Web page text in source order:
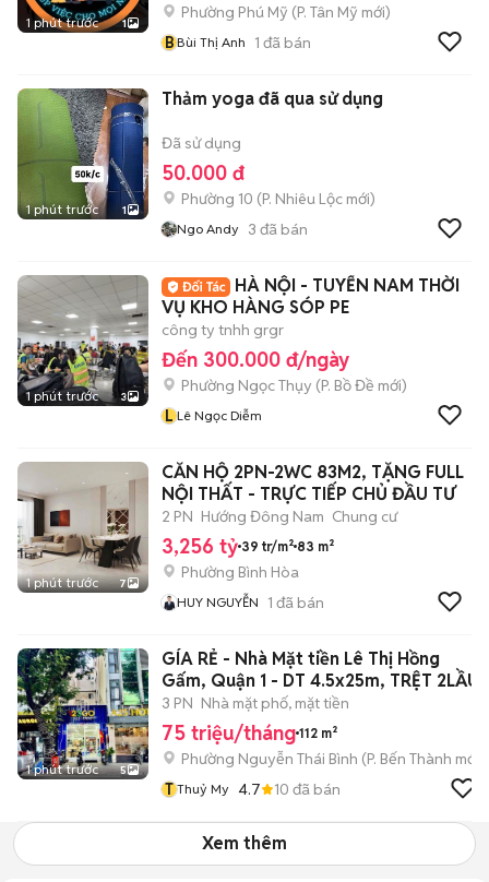
1 phút trước 1
Phường Phú Mỹ (P. Tân Mỹ mới)
BBùi Thị Anh 1 đã bán
1 phút trước 1
Thảm yoga đã qua sử dụng
Đã sử dụng
50.000 đ
Phường 10 (P. Nhiêu Lộc mới)
Ngo Andy 3 đã bán
1 phút trước 3
HÀ NỘI - TUYỂN NAM THỜI
VỤ KHO HÀNG SÓP PE
công ty tnhh grgr
Đến 300.000 đ/ngày
Phường Ngọc Thụy (P. Bồ Đề mới)
L Lê Ngọc Diễm
1 phút trước 7
CĂN HỘ 2PN-2WC 83M2, TẶNG FULL
NỘI THẤT - TRỰC TIẾP CHỦ ĐẦU TƯ
2 PN Hướng Đông Nam Chung cư
3,256 tỷ 39 tr/m² 83 m²
Phường Bình Hòa
HUY NGUYỄN 1 đã bán
1 phút trước 5
GÍA RẺ - Nhà Mặt tiền Lê Thị Hồng
Gấm, Quận 1 - DT 4.5x25m, TRỆT 2LẦU
3 PN Nhà mặt phố, mặt tiền
75 triệu/tháng 112 m²
Phường Nguyễn Thái Bình (P. Bến Thành mới)
T Thuỷ My 4.7 10 đã bán
Xem thêm